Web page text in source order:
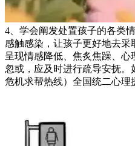
4、学会阐发处置孩子的各类
感触感染，让孩子更好地去采
呈现情感降低、焦炙焦躁、
忽或，应及时进行疏导安抚
危机求帮热线）全国统二心理